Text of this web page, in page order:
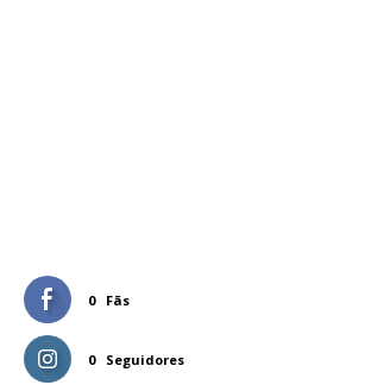
0 Fãs
0 Seguidores